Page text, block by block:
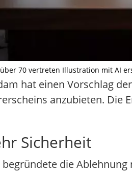
70 vertreten Illustration mit AI
hat einen Vorschlag
anzubieten.
Sicherheit
die